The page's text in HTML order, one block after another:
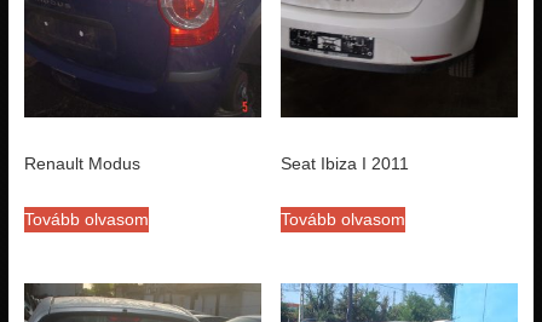
Renault Modus
Tovább olvasom
Seat Ibiza I 2011
Tovább olvasom